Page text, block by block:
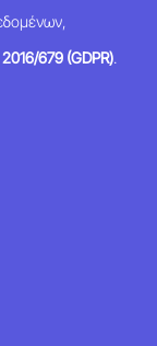
679 (GDPR).